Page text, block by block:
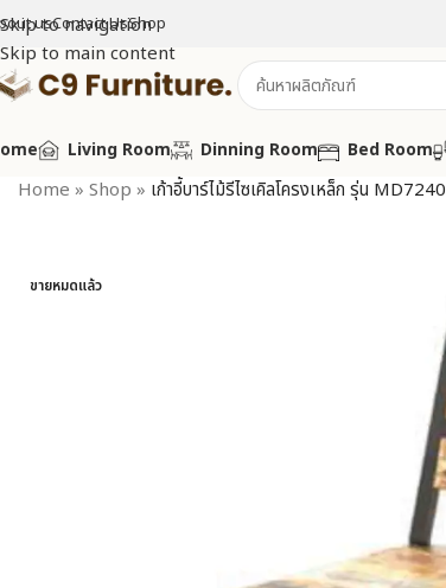
Skip to navigation
Skip to main content
usContact UsShop
Living Room Dinning Room Bed Room
Home » Shop » เก้าอี้บาร์ไม้รีไซเคิลโครงเหล็ก รุ่น MD7240
ขายหมดแล้ว